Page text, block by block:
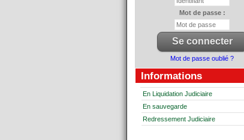
Mot de passe :
Mot de passe oublié ?
Informations
En Liquidation Judiciaire
En sauvegarde
Redressement Judiciaire